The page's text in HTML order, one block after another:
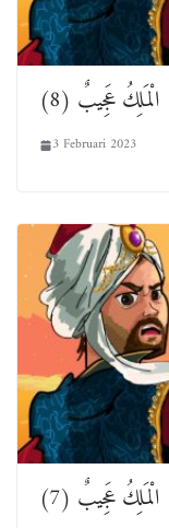
الْمَلِكُ عَجِيبٌ (8)
3 Februari 2023
الْمَلِكُ عَجِيبٌ (7)